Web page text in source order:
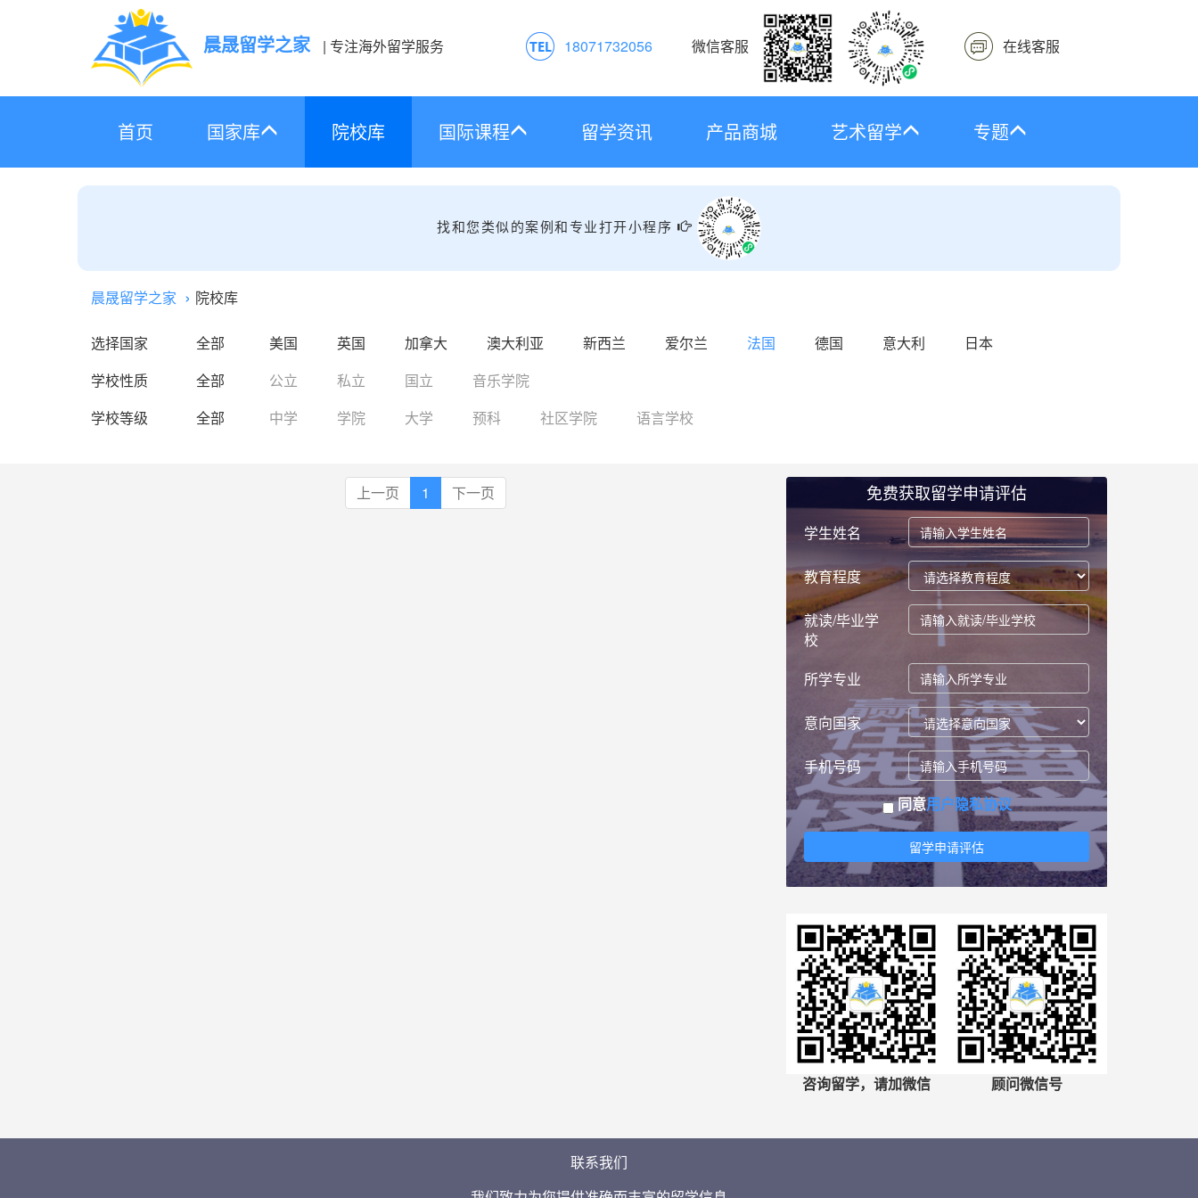
晨晟留学之家 | 专注海外留学服务 18071732056 微信客服 在线客服
首页 国家库 院校库 国际课程 留学资讯 产品商城 艺术留学 专题
找和您类似的案例和专业打开小程序
晨晟留学之家 院校库
选择国家 全部 美国 英国 加拿大 澳大利亚 新西兰 爱尔兰 法国 德国 意大利
日本
学校性质
全部 公立 私立 国立
音乐学院
学校等级
全部 中学 学院 大学 预科 社区学院 语言学校
上一页 1 下一页 免费获取留学申请评估
学生姓名
教育程度
就读/毕业学
校
所学专业
意向国家
手机号码
同意用户隐私协议
留学申请评估
咨询留学，请加微信 顾问微信号
联系我们